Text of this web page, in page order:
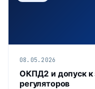
08.05.2026
ОКПД2 и допуск к
регуляторов